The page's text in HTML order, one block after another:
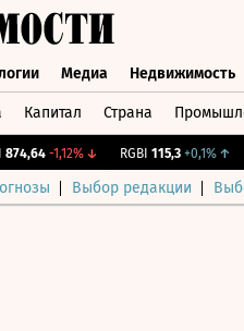
Медиа Недвижимость
Капитал Страна
-1,12%↓ RGBI 115,3 +0,1%↑
Выбор редакции